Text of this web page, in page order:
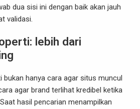
dua sisi ini dengan baik akan jauh
validasi.
lebih dari
bukan hanya cara agar situs muncul
agar brand terlihat kredibel ketika
hasil pencarian menampilkan